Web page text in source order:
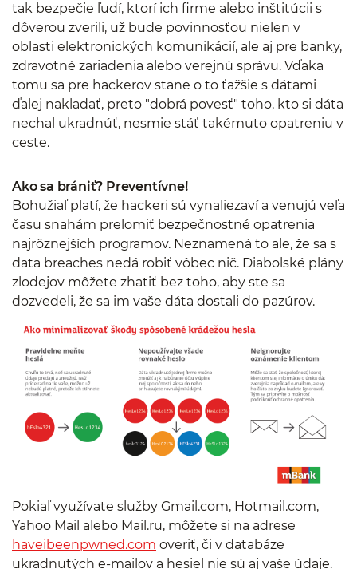
tak bezpečie ľudí, ktorí ich firme alebo inštitúcii s
dôverou zverili, už bude povinnosťou nielen v
oblasti elektronických komunikácií, ale aj pre banky,
zdravotné zariadenia alebo verejnú správu. Vďaka
tomu sa pre hackerov stane o to ťažšie s dátami
ďalej nakladať, preto "dobrá povesť" toho, kto si dáta
nechal ukradnúť, nesmie stáť takémuto opatreniu v
ceste.
Ako sa brániť? Preventívne!
Bohužiaľ platí, že hackeri sú vynaliezaví a venujú veľa
času snahám prelomiť bezpečnostné opatrenia
najrôznejších programov. Neznamená to ale, že sa s
data breaches nedá robiť vôbec nič. Diabolské plány
zlodejov môžete zhatiť bez toho, aby ste sa
dozvedeli, že sa im vaše dáta dostali do pazúrov.
Pokiaľ využívate služby Gmail.com, Hotmail.com,
Yahoo Mail alebo Mail.ru, môžete si na adrese
haveibeenpwned.com overiť, či v databáze
ukradnutých e-mailov a hesiel nie sú aj vaše údaje.